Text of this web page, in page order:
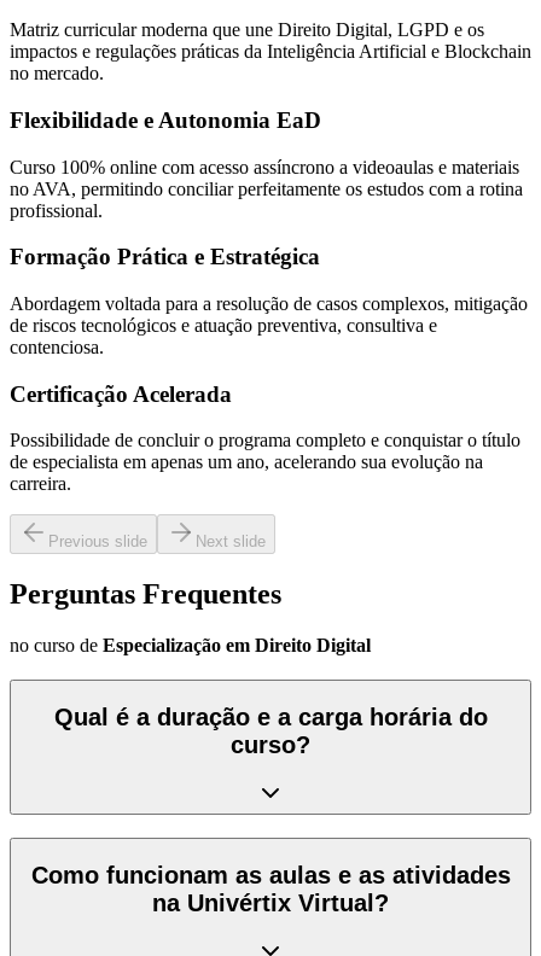
Matriz curricular moderna que une Direito Digital, LGPD e os
impactos e regulações práticas da Inteligência Artificial e Blockchain
no mercado.
Flexibilidade e Autonomia EaD
Curso 100% online com acesso assíncrono a videoaulas e materiais
no AVA, permitindo conciliar perfeitamente os estudos com a rotina
profissional.
Formação Prática e Estratégica
Abordagem voltada para a resolução de casos complexos, mitigação
de riscos tecnológicos e atuação preventiva, consultiva e
contenciosa.
Certificação Acelerada
Possibilidade de concluir o programa completo e conquistar o título
de especialista em apenas um ano, acelerando sua evolução na
carreira.
Previous slide Next slide
Perguntas Frequentes
no curso de Especialização em Direito Digital
Qual é a duração e a carga horária do
curso?
Como funcionam as aulas e as atividades
na Univértix Virtual?